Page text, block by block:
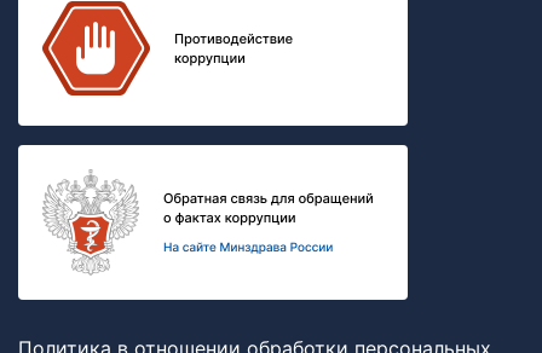
Политика в отношении обработки персональных